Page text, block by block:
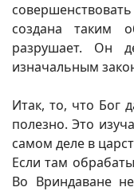
создана таким
разрушает. Он
изначальным
Итак, то, что Бог
полезно. Это
самом деле в
Если там
Во Вриндаване